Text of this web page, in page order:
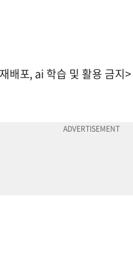
배포, ai 학습 및 활용 금지>